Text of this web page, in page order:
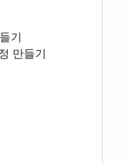
기
만들기